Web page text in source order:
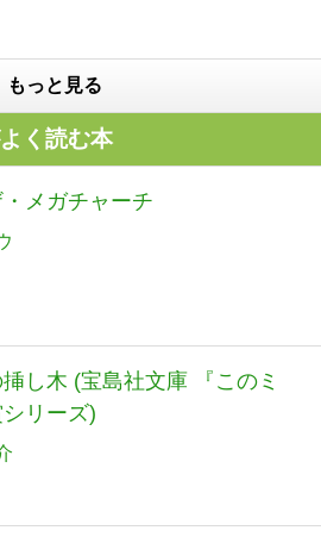
もっと見る
く読む本
メガチャーチ
し木 (宝島社文庫 『このミ
リーズ)